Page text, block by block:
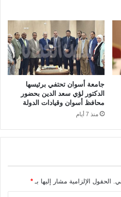
جامعة أسوان تحتفي برئيسها
الدكتور لؤي سعد الدين بحضور
محافظ أسوان وقيادات الدولة
منذ 7 أيام
الحقول الإلزامية مشار إليها بـ *